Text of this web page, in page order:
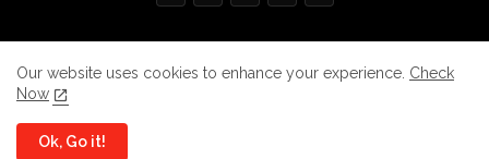
All Right Reserved Copyright
Home About Contact us
Privacy Policy
Our website uses cookies to enhance your experience. Check
Now
Ok, Go it!